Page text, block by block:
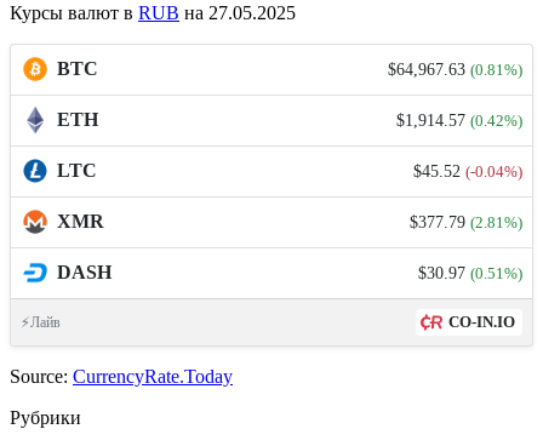
Курсы валют в RUB на 27.05.2025
BTC $64,967.63 (0.81%)
ETH $1,914.57 (0.42%)
LTC $45.52 (-0.04%)
XMR $377.79 (2.81%)
DASH $30.97 (0.51%)
⚡Лайв CO-IN.IO
Source: CurrencyRate.Today
Рубрики